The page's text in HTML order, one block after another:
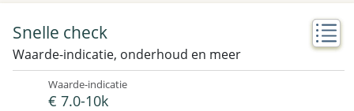
Snelle check
Waarde-indicatie, onderhoud en meer
Waarde-indicatie
€ 7.0-10k